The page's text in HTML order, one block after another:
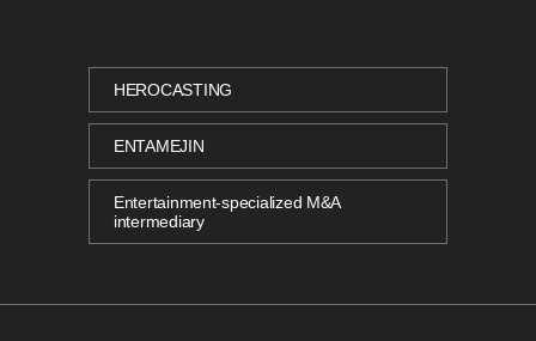
HEROCASTING
ENTAMEJIN
Entertainment-specialized M&A
intermediary